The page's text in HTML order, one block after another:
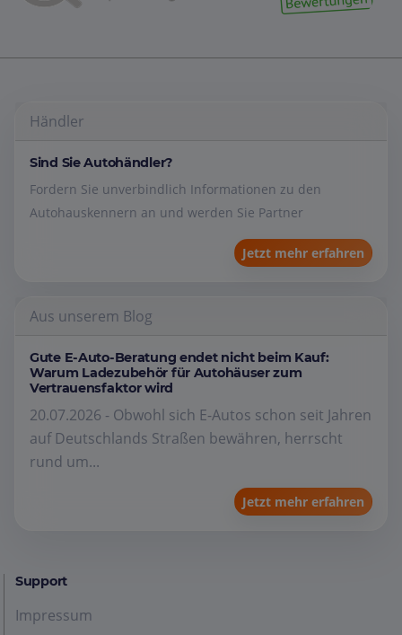
Händler
Sind Sie Autohändler?
Fordern Sie unverbindlich Informationen zu den
Autohauskennern an und werden Sie Partner
Jetzt mehr erfahren
Aus unserem Blog
Gute E-Auto-Beratung endet nicht beim Kauf:
Warum Ladezubehör für Autohäuser zum
Vertrauensfaktor wird
20.07.2026 - Obwohl sich E-Autos schon seit Jahren
auf Deutschlands Straßen bewähren, herrscht
rund um...
Jetzt mehr erfahren
Support
Impressum